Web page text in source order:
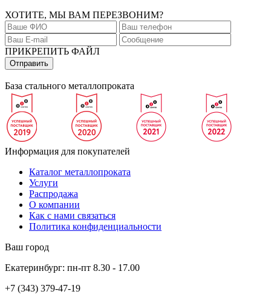
ХОТИТЕ, МЫ ВАМ ПЕРЕЗВОНИМ?
ПРИКРЕПИТЬ ФАЙЛ
База стального металлопроката
Информация для покупателей
Каталог металлопроката
Услуги
Распродажа
О компании
Как с нами связаться
Политика конфиденциальности
Ваш город
Екатеринбург: пн-пт 8.30 - 17.00
+7 (343) 379-47-19